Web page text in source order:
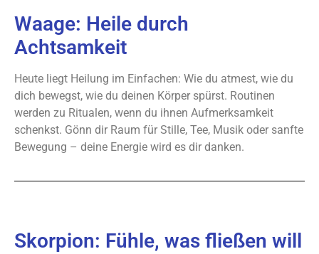
Waage: Heile durch
Achtsamkeit
Heute liegt Heilung im Einfachen: Wie du atmest, wie du
dich bewegst, wie du deinen Körper spürst. Routinen
werden zu Ritualen, wenn du ihnen Aufmerksamkeit
schenkst. Gönn dir Raum für Stille, Tee, Musik oder sanfte
Bewegung – deine Energie wird es dir danken.
Skorpion: Fühle, was fließen will